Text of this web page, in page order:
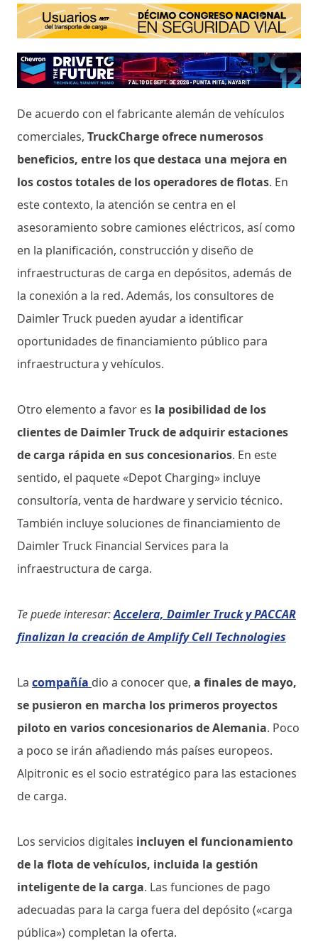
De acuerdo con el fabricante alemán de vehículos
comerciales, TruckCharge ofrece numerosos
beneficios, entre los que destaca una mejora en
los costos totales de los operadores de flotas. En
este contexto, la atención se centra en el
asesoramiento sobre camiones eléctricos, así como
en la planificación, construcción y diseño de
infraestructuras de carga en depósitos, además de
la conexión a la red. Además, los consultores de
Daimler Truck pueden ayudar a identificar
oportunidades de financiamiento público para
infraestructura y vehículos.
Otro elemento a favor es la posibilidad de los
clientes de Daimler Truck de adquirir estaciones
de carga rápida en sus concesionarios. En este
sentido, el paquete «Depot Charging» incluye
consultoría, venta de hardware y servicio técnico.
También incluye soluciones de financiamiento de
Daimler Truck Financial Services para la
infraestructura de carga.
Te puede interesar:Accelera, Daimler Truck y PACCAR
finalizan la creación de Amplify Cell Technologies
La compañía dio a conocer que, a finales de mayo,
se pusieron en marcha los primeros proyectos
piloto en varios concesionarios de Alemania. Poco
a poco se irán añadiendo más países europeos.
Alpitronic es el socio estratégico para las estaciones
de carga.
Los servicios digitales incluyen el funcionamiento
de la flota de vehículos, incluida la gestión
inteligente de la carga. Las funciones de pago
adecuadas para la carga fuera del depósito («carga
pública») completan la oferta.